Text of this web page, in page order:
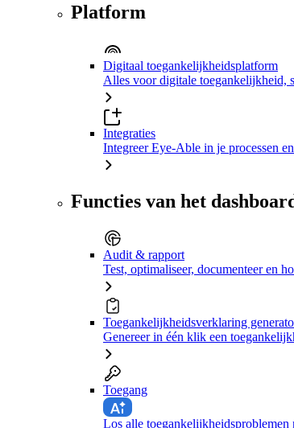
Platform
Digitaal toegankelijkheidsplatform
Alles voor digitale toegankelijkheid,
Integraties
Integreer Eye-Able in je processen
Functies van het
Audit & rapport
Test, optimaliseer, documenteer en
Toegankelijkheidsverklaring
Genereer in één klik een
Toegang
Los alle